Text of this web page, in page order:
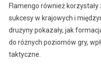
Flamengo również
sukcesy w krajowych i
drużyny pokazały, jak
do różnych poziomów gry,
taktyczne.